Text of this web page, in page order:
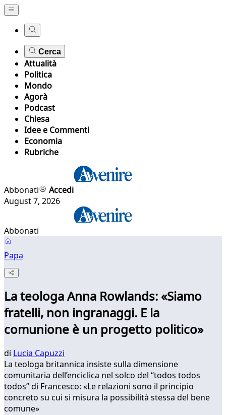
Cerca
Attualità
Politica
Mondo
Agorà
Podcast
Chiesa
Idee e Commenti
Economia
Rubriche
Abbonati
Accedi
August 7, 2026
Abbonati
Papa
La teologa Anna Rowlands: «Siamo
fratelli, non ingranaggi. E la
comunione è un progetto politico»
di Lucia Capuzzi
La teologa britannica insiste sulla dimensione
comunitaria dell’enciclica nel solco del “todos todos
todos” di Francesco: «Le relazioni sono il principio
concreto su cui si misura la possibilità stessa del bene
comune»